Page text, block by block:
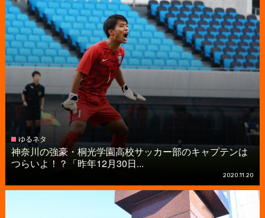
ゆるネタ
神奈川の強豪・桐光学園高校サッカー部のキャプテンは
つらいよ！？「昨年12月30日...
2020.11.20